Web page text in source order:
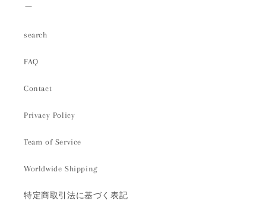
＿
search
FAQ
Contact
Privacy Policy
Team of Service
Worldwide Shipping
特定商取引法に基づく表記